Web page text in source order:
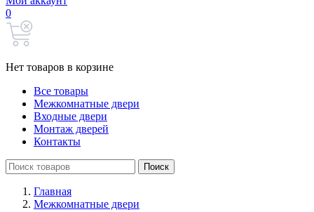
0
Нет товаров в корзине
Все товары
Межкомнатные двери
Входные двери
Монтаж дверей
Контакты
Search
for:
Поиск
Главная
Межкомнатные двери